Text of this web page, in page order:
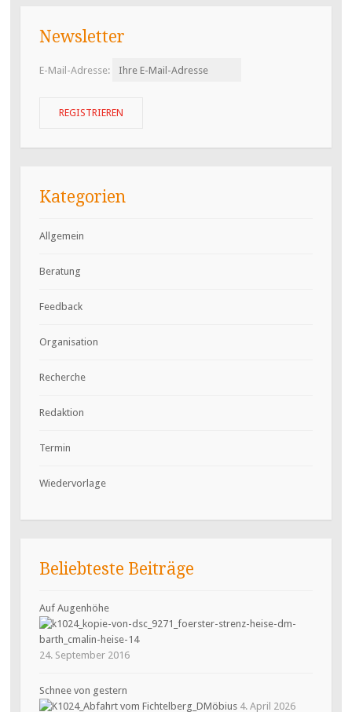
Newsletter
E-Mail-Adresse:
Kategorien
Allgemein
Beratung
Feedback
Organisation
Recherche
Redaktion
Termin
Wiedervorlage
Beliebteste Beiträge
Auf Augenhöhe
24. September 2016
Schnee von gestern
4. April 2026